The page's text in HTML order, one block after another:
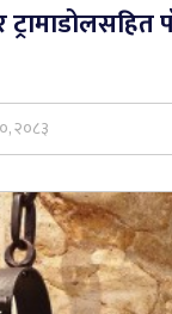
ट्रामाडोलसहित
२०८३